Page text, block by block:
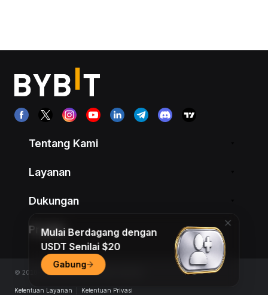
Tentang Kami
Layanan
Dukungan
Produk
© 2018-2026 Bybit.com. All rights reserved.
Ketentuan Layanan Ketentuan Privasi
Mulai Berdagang dengan
USDT Senilai $20
Gabung